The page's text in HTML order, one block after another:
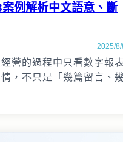
例解析中文語意、斷
2025/
營的過程中只看數字報
，不只是「幾篇留言、